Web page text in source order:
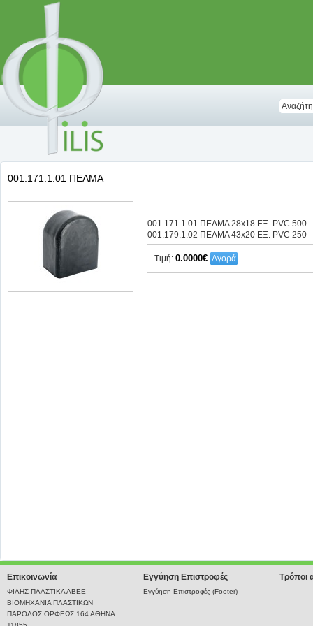
001.171.1.01 ΠEΛΜΑ
001.171.1.01 ΠΕΛΜΑ 28x18 ΕΞ. PVC 500
001.179.1.02 ΠΕΛΜΑ 43x20 ΕΞ. PVC 250
Τιμή: 0.0000€ Αγορά
Επικοινωνία
ΦΙΛΗΣ ΠΛΑΣΤΙΚΑ ΑΒΕΕ
ΒΙΟΜΗΧΑΝΙΑ ΠΛΑΣΤΙΚΩΝ
ΠΑΡΟΔΟΣ ΟΡΦΕΩΣ 164 ΑΘΗΝΑ
Εγγύηση Επιστροφές
Εγγύηση Επιστροφές (Footer)
Τρόποι